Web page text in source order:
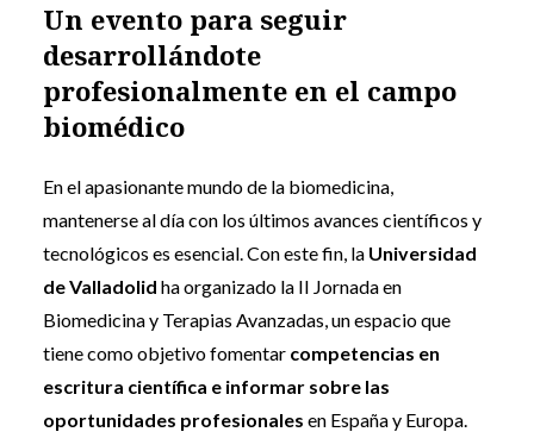
Un evento para seguir
desarrollándote
profesionalmente en el campo
biomédico
En el apasionante mundo de la biomedicina,
mantenerse al día con los últimos avances científicos y
tecnológicos es esencial. Con este fin, la Universidad
de Valladolid ha organizado la II Jornada en
Biomedicina y Terapias Avanzadas, un espacio que
tiene como objetivo fomentarcompetencias en
escritura científica e informar sobre las
oportunidades profesionales en España y Europa.